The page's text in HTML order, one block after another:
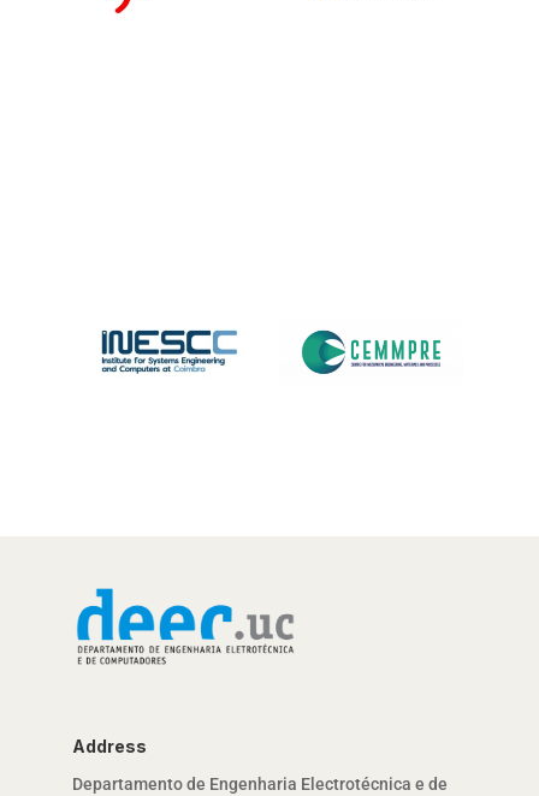
Address
Departamento de Engenharia Electrotécnica e de